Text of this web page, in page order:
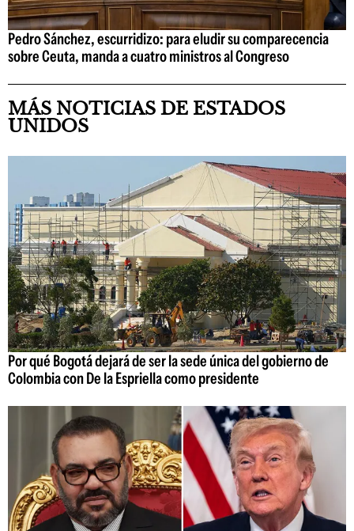
Pedro Sánchez, escurridizo: para eludir su comparecencia
sobre Ceuta, manda a cuatro ministros al Congreso
MÁS NOTICIAS DE ESTADOS
UNIDOS
Por qué Bogotá dejará de ser la sede única del gobierno de
Colombia con De la Espriella como presidente